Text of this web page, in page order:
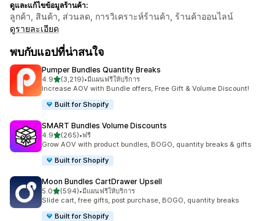
ดูและแก้ไขข้อมูลร้านค้า:
ลูกค้า, สินค้า, ส่วนลด, การวิเคราะห์ร้านค้า, ร้านค้าออนไลน์
ดูรายละเอียด
พบกับแอปที่น่าสนใจ
Pumper Bundles Quantity Breaks
4.9เต็ม 5 ดาว
(3,219)
ทั้งหมด 3219 รีวิว
•มีแผนฟรีให้บริการ
Increase AOV with Bundle offers, Free Gift & Volume Discount!
Built for Shopify
SMART Bundles Volume Discounts
4.9เต็ม 5 ดาว
(265)
ทั้งหมด 265 รีวิว
•ฟรี
Grow AOV with product bundles, BOGO, quantity breaks & gifts
Built for Shopify
Moon Bundles CartDrawer Upsell
5.0เต็ม 5 ดาว
(594)
ทั้งหมด 594 รีวิว
•มีแผนฟรีให้บริการ
Slide cart, free gifts, post purchase, BOGO, quantity breaks
Built for Shopify